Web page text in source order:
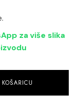
za više slika